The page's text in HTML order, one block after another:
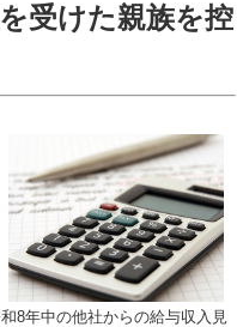
受けた親族を控
8年中の他社からの給与収入見